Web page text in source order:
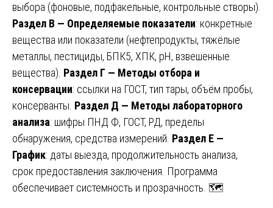
выбора (фоновые, подфакельные, контрольные створы).
Раздел В — Определяемые показатели: конкретные
вещества или показатели (нефтепродукты, тяжёлые
металлы, пестициды, БПК5, ХПК, pH, взвешенные
вещества). Раздел Г — Методы отбора и
консервации: ссылки на ГОСТ, тип тары, объём пробы,
консерванты. Раздел Д — Методы лабораторного
анализа: шифры ПНД Ф, ГОСТ, РД, пределы
обнаружения, средства измерений. Раздел Е —
График: даты выезда, продолжительность анализа,
срок предоставления заключения. Программа
обеспечивает системность и прозрачность. 🗺️